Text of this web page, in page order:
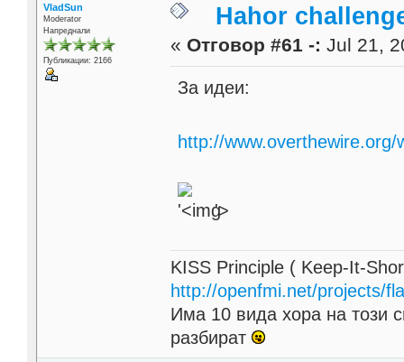
VladSun
Moderator
Напреднали
Публикации: 2166
Hahor
« Отговор #61 -: Jul 21,
За идеи:
http://www.overthewire.org/
'>
KISS Principle ( Keep-It-
http://openfmi.net/projects/
Има 10 вида хора на този
разбират